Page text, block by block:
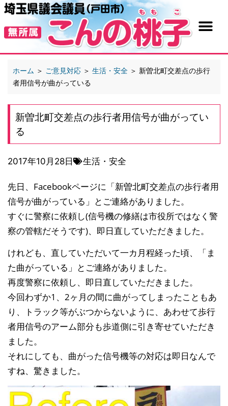
ホーム ＞ ご意見対応 ＞ 生活・安全 ＞ 新曽北町交差点の歩行
者用信号が曲がっている
新曽北町交差点の歩行者用信号が曲がってい
る
2017年10月28日 生活・安全
先日、Facebookページに「新曽北町交差点の歩行者用
信号が曲がっている」とご連絡がありました。
すぐに警察に依頼し(信号機の修繕は市役所ではなく警
察の管轄だそうです)、即日直していただきました。
けれども、直していただいて一カ月程経った頃、「ま
た曲がっている」とご連絡がありました。
再度警察に依頼し、即日直していただきました。
今回わずか1、2ヶ月の間に曲がってしまったこともあ
り、トラック等がぶつからないように、あわせて歩行
者用信号のアーム部分も歩道側に引き寄せていただき
ました。
それにしても、曲がった信号機等の対応は即日なんで
すね、驚きました。